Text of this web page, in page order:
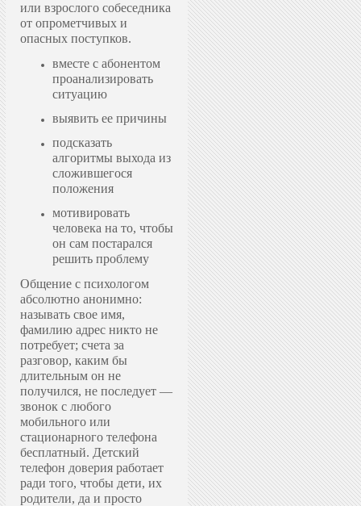
или взрослого собеседника
от опрометчивых и
опасных поступков.
вместе с абонентом
проанализировать
ситуацию
выявить ее причины
подсказать
алгоритмы выхода из
сложившегося
положения
мотивировать
человека на то, чтобы
он сам постарался
решить проблему
Общение с психологом
абсолютно анонимно:
называть свое имя,
фамилию адрес никто не
потребует; счета за
разговор, каким бы
длительным он не
получился, не последует —
звонок с любого
мобильного или
стационарного телефона
бесплатный. Детский
телефон доверия работает
ради того, чтобы дети, их
родители, да и просто